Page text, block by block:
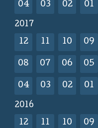
04 03 02 01
2017
12 11 10 09
08 07 06 05
04 03 02 01
2016
12 11 10 09